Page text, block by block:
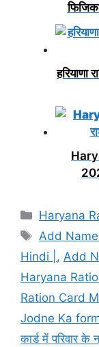
हरियाणा
Categories
Haryana
Tags
Add
Hindi | , Add
Haryana
Ration Card
Jodne Ka
कार्ड में परिवार